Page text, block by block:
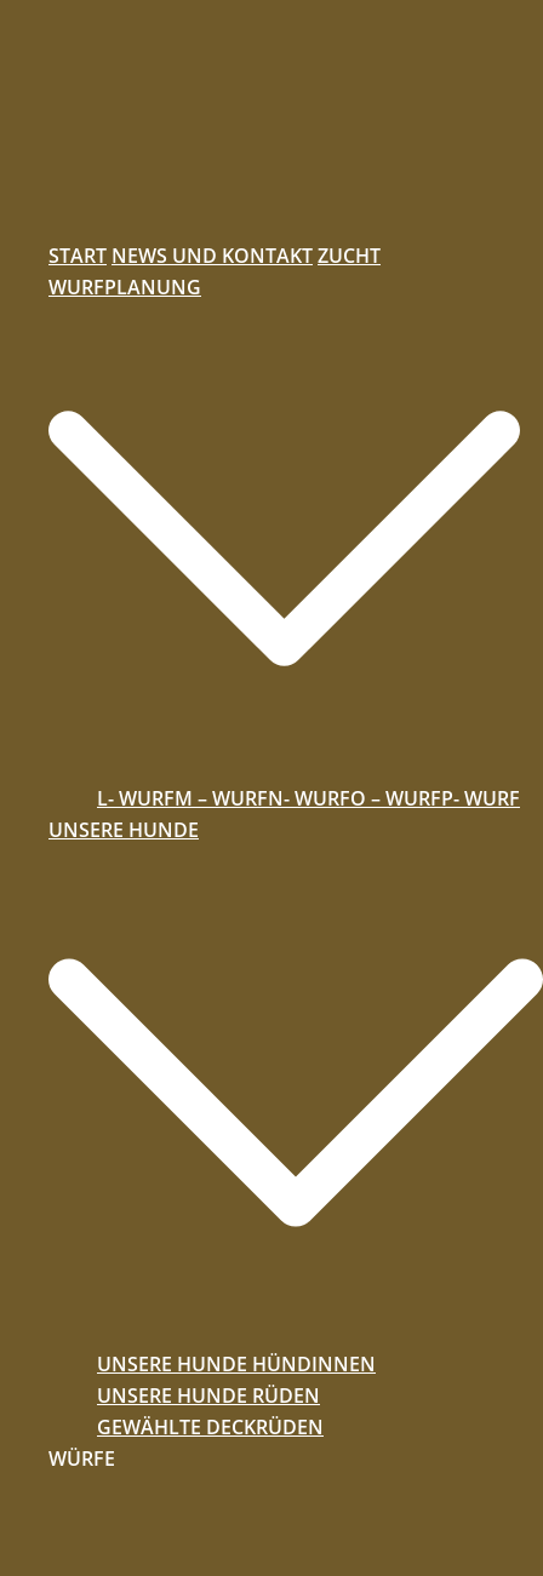
START NEWS UND KONTAKTZUCHT
WURFPLANUNG
L- WURFM – WURFN- WURFO – WURFP- WURF
UNSERE HUNDE
UNSERE HUNDE HÜNDINNEN
UNSERE HUNDE RÜDEN
GEWÄHLTE DECKRÜDEN
WÜRFE